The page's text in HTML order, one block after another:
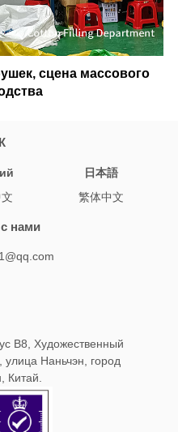
сцена массового
日本語
繁体中文
нами
B8, Художественный
улица Наньчэн, город
Китай.